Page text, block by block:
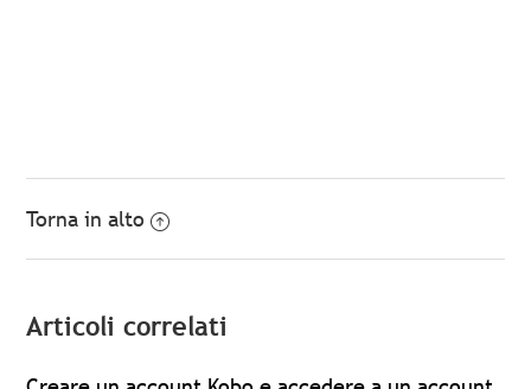
Torna in alto
Articoli correlati